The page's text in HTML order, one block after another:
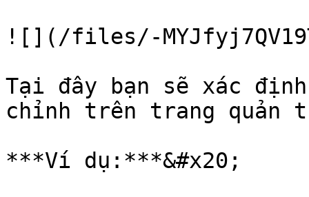
![](/files/-
Tại đây bạn sẽ xác
chỉnh trên trang quản
***Ví dụ:***&#x20;